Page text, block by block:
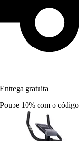
Entrega gratuita
Poupe 10% com o código